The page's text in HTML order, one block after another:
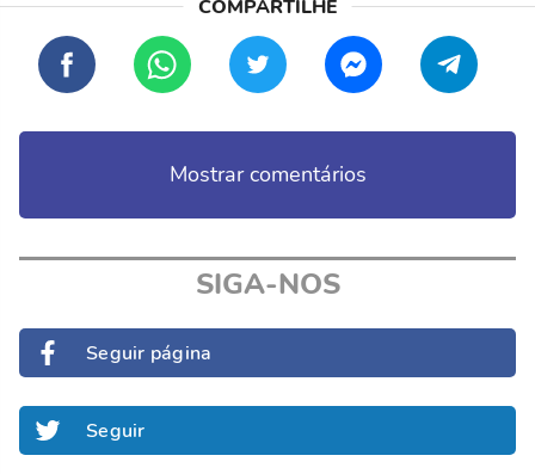
Mostrar comentários
SIGA-NOS
Seguir página
Seguir